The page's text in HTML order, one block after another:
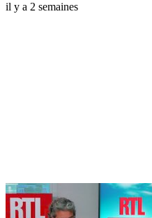
il y a 2 semaines